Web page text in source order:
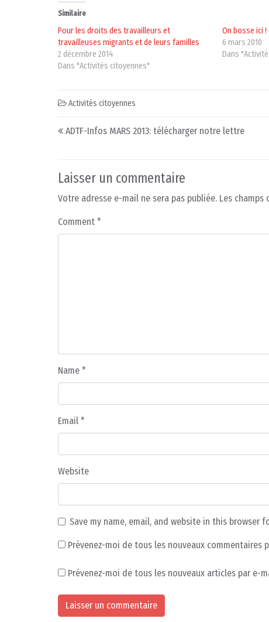
Similaire
Pour les droits des travailleurs et
travailleuses migrants et de leurs familles
2 décembre 2014
Dans "Activités citoyennes"
On bosse ici !
6 mars 2010
Dans
Activités citoyennes
Post navigation
ADTF-Infos MARS 2013: télécharger notre lettre
Laisser un commentaire
Votre adresse e-mail ne sera pas publiée. Les
Comment *
Name *
Email *
Website
Save my name, email, and website in this browser
Prévenez-moi de tous les nouveaux commentaires
Prévenez-moi de tous les nouveaux articles par e-